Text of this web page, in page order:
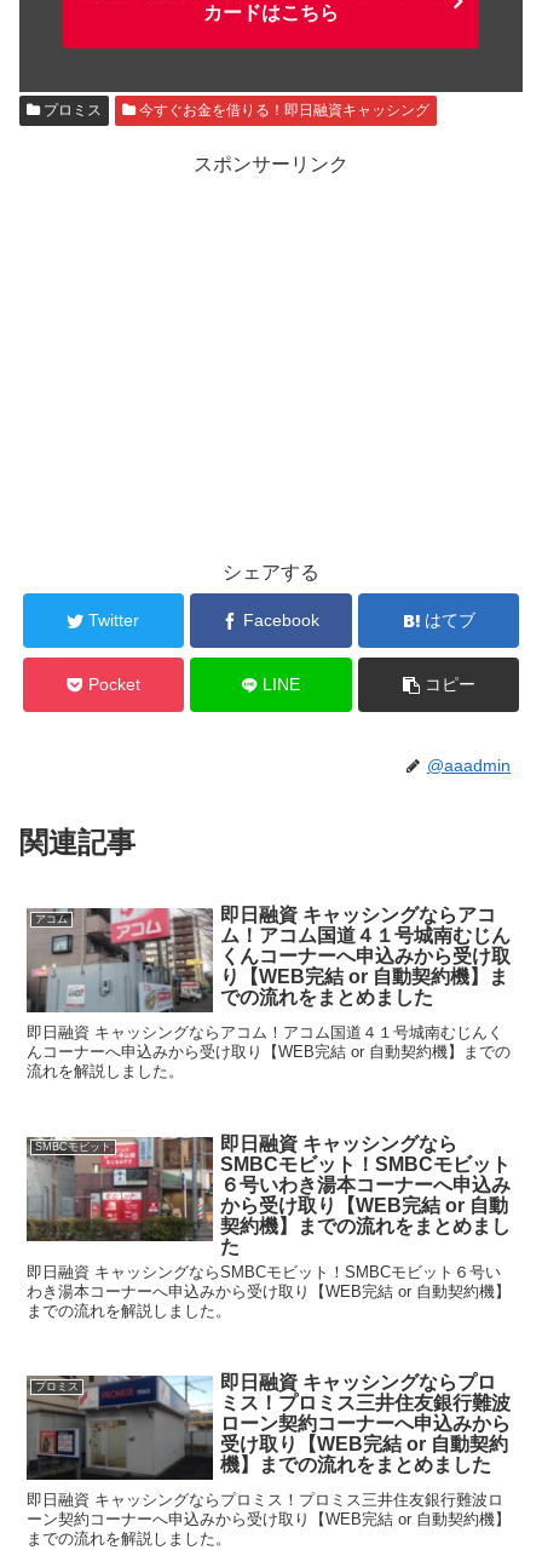
カードはこちら
プロミス 今すぐお金を借りる！即日融資キャッシング
スポンサーリンク
シェアする
Twitter Facebook はてブ
Pocket LINE コピー
@aaadmin
関連記事
アコム
即日融資 キャッシングならアコ
ム！アコム国道４１号城南むじん
くんコーナーへ申込みから受け取
り【WEB完結 or 自動契約機】ま
での流れをまとめました
即日融資 キャッシングならアコム！アコム国道４１号城南むじんく
んコーナーへ申込みから受け取り【WEB完結 or 自動契約機】までの
流れを解説しました。
SMBCモビット
即日融資 キャッシングなら
SMBCモビット！SMBCモビット
６号いわき湯本コーナーへ申込み
から受け取り【WEB完結 or 自動
契約機】までの流れをまとめまし
た
即日融資 キャッシングならSMBCモビット！SMBCモビット６号い
わき湯本コーナーへ申込みから受け取り【WEB完結 or 自動契約機】
までの流れを解説しました。
プロミス
即日融資 キャッシングならプロ
ミス！プロミス三井住友銀行難波
ローン契約コーナーへ申込みから
受け取り【WEB完結 or 自動契約
機】までの流れをまとめました
即日融資 キャッシングならプロミス！プロミス三井住友銀行難波ロ
ーン契約コーナーへ申込みから受け取り【WEB完結 or 自動契約機】
までの流れを解説しました。